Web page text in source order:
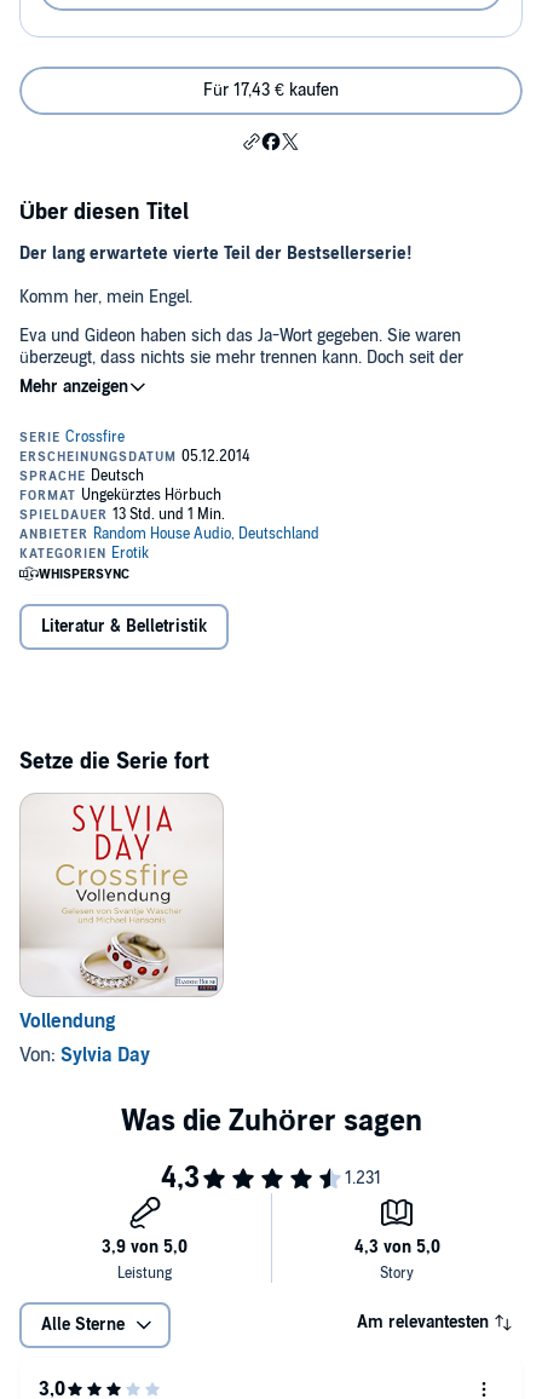
Für 17,43 € kaufen
Über diesen Titel
Der lang erwartete vierte Teil der Bestsellerserie!
Komm her, mein Engel.
Eva und Gideon haben sich das Ja-Wort gegeben. Sie waren
überzeugt, dass nichts sie mehr trennen kann. Doch seit der
Hochzeit sind ihre Unsicherheiten und Ängste größer denn je. Eva
spürt, dass Gideon ihr entgleitet und dass ihre Liebe in einer Weise
hätte. Plötzlich stehen die Liebenden vor ihrer schwersten
Entscheidung: Wollen sie die Sicherheit ihres früheren Lebens
wirklich gegen eine Zukunft eintauschen, die ihnen immer mehr wie
ein ferner Traum erscheint?
Spice-Level: 3 von 5
©2014 Heyne TB. Aus dem Amerikanischen von Nicole Hölsken &
Marie Rahn (P)2014 Random House Audio
Literatur & Belletristik
Setze die Serie fort
Vollendung
Von: Sylvia Day
Alle Sterne Am relevantesten